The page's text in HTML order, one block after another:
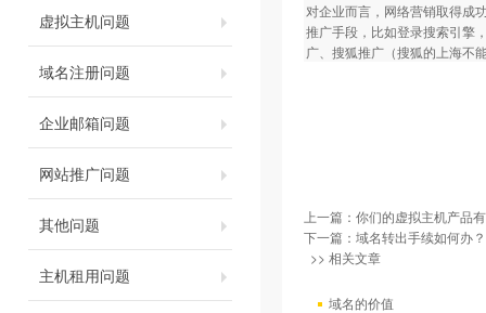
虚拟主机问题
域名注册问题
企业邮箱问题
网站推广问题
其他问题
主机租用问题
对企业而言，网络营销取得成
推广手段，比如登录搜索引擎
广、搜狐推广（搜狐的上海不
上一篇： 你们的虚拟主机产品
下一篇： 域名转出手续如何办？
>> 相关文章
域名的价值